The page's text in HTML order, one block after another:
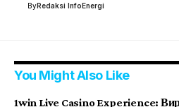
ByRedaksi InfoEnergi
You Might Also Like
1win Live Casino Experience: